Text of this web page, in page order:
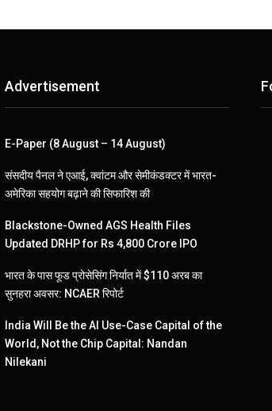
Advertisement
E-Paper (8 August – 14 August)
संसदीय पैनल ने एआई, क्वांटम और सेमीकंडक्टर में भारत-
अमेरिका सहयोग बढ़ाने की सिफारिश की
Blackstone-Owned AGS Health Files
Updated DRHP for Rs 4,800 Crore IPO
भारत के पास फूड प्रोसेसिंग निर्यात में $110 अरब का
सुनहरा अवसर: NCAER रिपोर्ट
India Will Be the AI Use-Case Capital of the
World, Not the Chip Capital: Nandan
Nilekani